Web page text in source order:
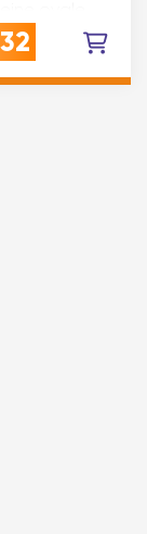
Form, ist
Eschenholz
und verkeilt.